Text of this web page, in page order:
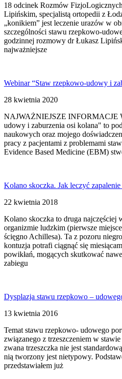
18 odcinek Rozmów
Lipińskim, specjalistą ortopedii z
„konikiem” jest leczenie urazów w
szczególności stawu rzepkowo-
godzinnej rozmowy dr Łukasz
najważniejsze
Webinar “Staw rzepkowo-udowy i
28 kwietnia 2020
NAJWAŻNIEJSZE INFORMACJE
udowy i zaburzenia osi kolana" to
naukowych oraz mojego
pracy z pacjentami z problemami
Evidence Based Medicine (EBM)
Kolano skoczka. Jak leczyć zapalenie
22 kwietnia 2018
Kolano skoczka to druga najczęściej
organizmie ludzkim (pierwsze
ścięgno Achillesa). Ta z pozoru
kontuzja potrafi ciągnąć się
powikłań, mogących skutkować
zabiegu
Dysplazja stawu rzepkowo –
13 kwietnia 2016
Temat stawu rzepkowo- udowego
związanego z trzeszczeniem w
zwana trzeszczka nie jest
nią tworzony jest nietypowy.
przedstawiałem już